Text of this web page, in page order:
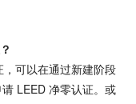
可以在通过新建阶段
LEED 净零认证。或